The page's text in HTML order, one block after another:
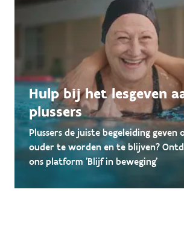
Hulp bij het lesgeven
plussers
Plussers de juiste begeleiding geven
ouder te worden en te blijven?
ons platform 'Blijf in beweging'